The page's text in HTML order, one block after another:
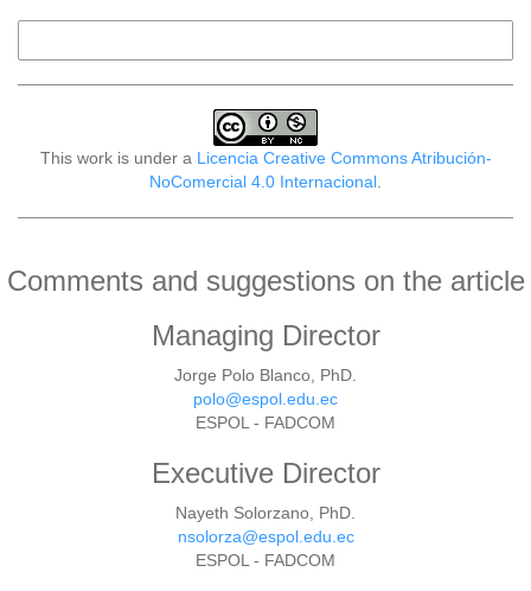
This work is under a Licencia Creative Commons Atribución-
NoComercial 4.0 Internacional
Comments and suggestions on the article
Managing Director
Jorge Polo Blanco, PhD.
polo@espol.edu.ec
ESPOL - FADCOM
Executive Director
Nayeth Solorzano, PhD.
nsolorza@espol.edu.ec
ESPOL - FADCOM